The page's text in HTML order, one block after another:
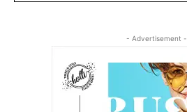
- Advertisement -